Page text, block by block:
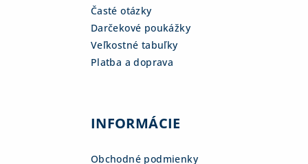
Časté otázky
Darčekové poukážky
Veľkostné tabuľky
Platba a doprava
INFORMÁCIE
Obchodné podmienky